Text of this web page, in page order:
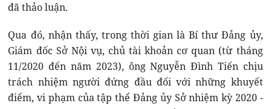
đã thảo luận.
Qua đó, nhận thấy, trong thời gian là Bí thư Đảng ủy,
Giám đốc Sở Nội vụ, chủ tài khoản cơ quan (từ tháng
11/2020 đến năm 2023), ông Nguyễn Đình Tiến chịu
trách nhiệm người đứng đầu đối với những khuyết
điểm, vi phạm của tập thể Đảng ủy Sở nhiệm kỳ 2020 -